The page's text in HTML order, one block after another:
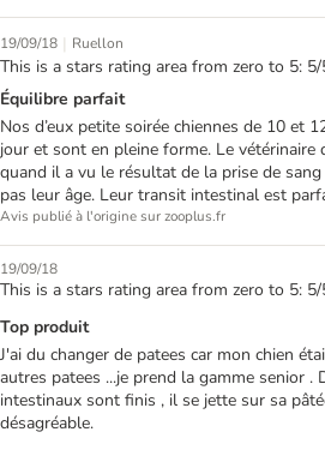
19/09/18 | Ruellon
This is a stars rating area from zero to 5:
Équilibre parfait
Nos d’eux petite soirée chiennes de 10 et
jour et sont en pleine forme. Le
quand il a vu le résultat de la prise de
pas leur âge. Leur transit intestinal est
Avis publié à l'origine sur zooplus.fr
19/09/18
This is a stars rating area from zero to 5:
Top produit
J'ai du changer de patees car mon chien
autres patees ...je prend la gamme senior .
intestinaux sont finis , il se jette sur sa
désagréable.